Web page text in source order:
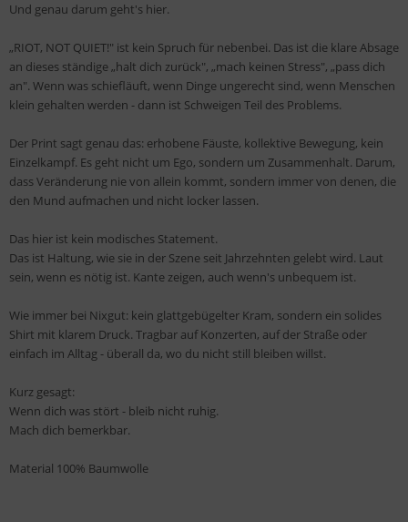
Und genau darum geht's hier.
„RIOT, NOT QUIET!" ist kein Spruch für nebenbei. Das ist die klare Absage
an dieses ständige „halt dich zurück", „mach keinen Stress", „pass dich
an". Wenn was schiefläuft, wenn Dinge ungerecht sind, wenn Menschen
klein gehalten werden - dann ist Schweigen Teil des Problems.
Der Print sagt genau das: erhobene Fäuste, kollektive Bewegung, kein
Einzelkampf. Es geht nicht um Ego, sondern um Zusammenhalt. Darum,
dass Veränderung nie von allein kommt, sondern immer von denen, die
den Mund aufmachen und nicht locker lassen.
Das hier ist kein modisches Statement.
Das ist Haltung, wie sie in der Szene seit Jahrzehnten gelebt wird. Laut
sein, wenn es nötig ist. Kante zeigen, auch wenn's unbequem ist.
Wie immer bei Nixgut: kein glattgebügelter Kram, sondern ein solides
Shirt mit klarem Druck. Tragbar auf Konzerten, auf der Straße oder
einfach im Alltag - überall da, wo du nicht still bleiben willst.
Kurz gesagt:
Wenn dich was stört - bleib nicht ruhig.
Mach dich bemerkbar.
Material 100% Baumwolle